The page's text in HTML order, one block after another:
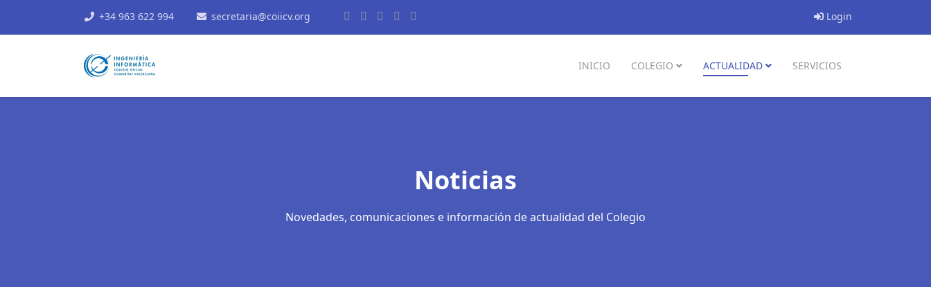
+34 963 622 994 secretaria@coiicv.org Login
INICIO COLEGIO ACTUALIDAD SERVICIOS
Noticias
Novedades, comunicaciones e información de actualidad del Colegio